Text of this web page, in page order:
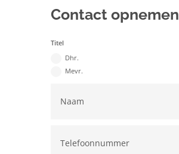
Contact opnemen
Titel
Dhr.
Mevr.